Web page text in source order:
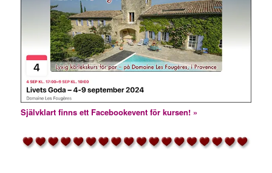
Självklart finns ett Facebookevent för kursen! »